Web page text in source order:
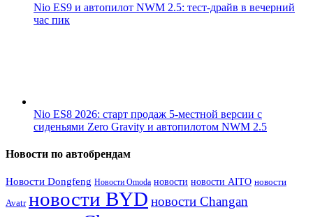
Nio ES9 и автопилот NWM 2.5: тест-драйв в вечерний
час пик
Nio ES8 2026: старт продаж 5-местной версии с
сиденьями Zero Gravity и автопилотом NWM 2.5
Новости по автобрендам
Новости Dongfeng Новости Omoda новости новости AITO новости
Avatr новости BYD новости Changan